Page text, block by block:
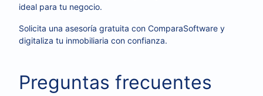
ideal para tu negocio.
Solicita una asesoría gratuita con ComparaSoftware y
digitaliza tu inmobiliaria con confianza.
Preguntas frecuentes